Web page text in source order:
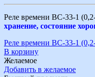
Реле времени ВС-33-1
хранение, состояние
Реле времени ВС-33-1
В корзину
Желаемое
Добавить в желаемое